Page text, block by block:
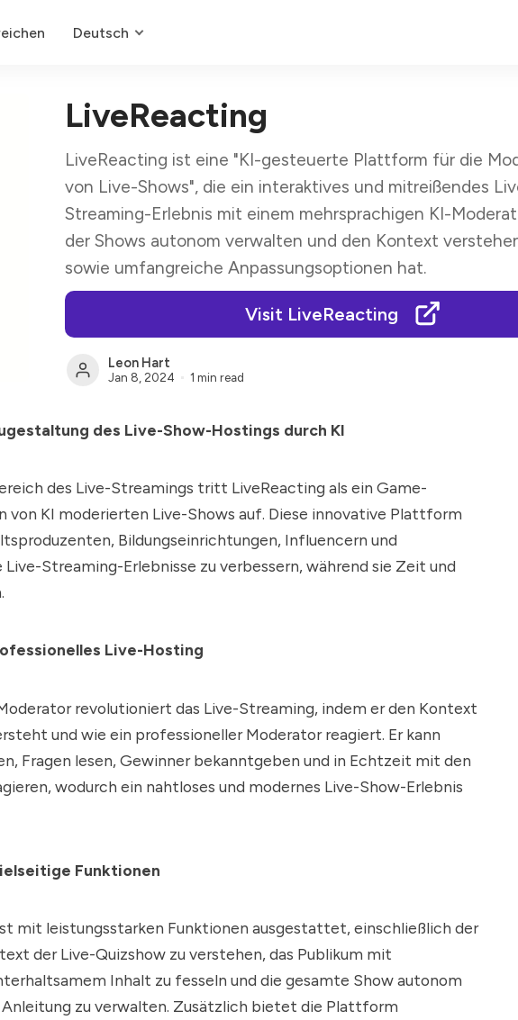
Deutsch
LiveReacting
LiveReacting ist eine "KI-gesteuerte Plattform für die
von Live-Shows", die ein interaktives und mitreißendes
Streaming-Erlebnis mit einem mehrsprachigen KI-
der Shows autonom verwalten und den Kontext
sowie umfangreiche Anpassungsoptionen hat.
Visit LiveReacting
Leon Hart
Jan 8, 2024 1 min read
des Live-Show-Hostings durch KI
des Live-Streamings tritt LiveReacting als ein Game-
von KI moderierten Live-Shows auf. Diese innovative Plattform
Bildungseinrichtungen, Influencern und
Streaming-Erlebnisse zu verbessern, während sie Zeit und
Live-Hosting
revolutioniert das Live-Streaming, indem er den Kontext
und wie ein professioneller Moderator reagiert. Er kann
Fragen lesen, Gewinner bekanntgeben und in Echtzeit mit den
wodurch ein nahtloses und modernes Live-Show-Erlebnis
Funktionen
mit leistungsstarken Funktionen ausgestattet, einschließlich der
der Live-Quizshow zu verstehen, das Publikum mit
Inhalt zu fesseln und die gesamte Show autonom
zu verwalten. Zusätzlich bietet die Plattform